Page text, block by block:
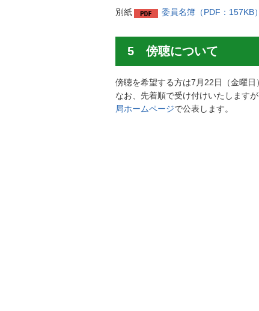
別紙 委員名簿（PDF：157KB）
5 傍聴について
傍聴を希望する方は7月22日（金曜日
なお、先着順で受け付けいたします
局ホームページで公表します。